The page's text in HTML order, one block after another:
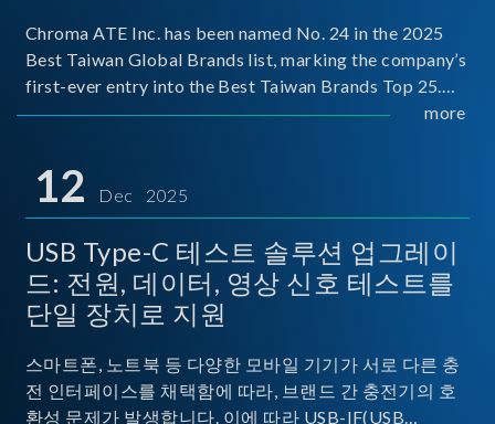
Chroma ATE Inc. has been named No. 24 in the 2025
Best Taiwan Global Brands list, marking the company’s
first-ever entry into the Best Taiwan Brands Top 25.
This recognition represents a significant milestone for
more
12 Dec 2025
USB Type-C 테스트 솔루션 업그레이
드: 전원, 데이터, 영상 신호 테스트를
단일 장치로 지원
스마트폰, 노트북 등 다양한 모바일 기기가 서로 다른 충
전 인터페이스를 채택함에 따라, 브랜드 간 충전기의 호
환성 문제가 발생합니다. 이에 따라 USB-IF(USB